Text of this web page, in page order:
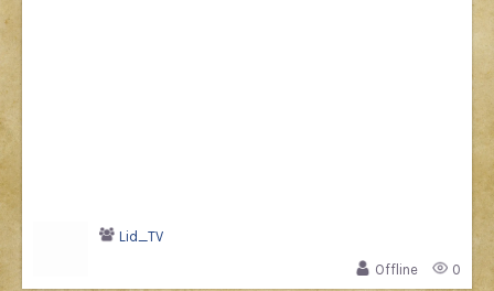
Lid_TV
Offline
0